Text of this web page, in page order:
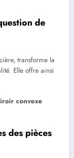
de
transforme la
Elle offre ainsi
convexe
des pièces